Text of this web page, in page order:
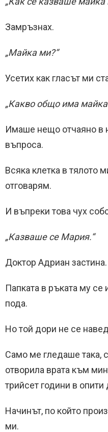
Замръзнах.
„Майка ми?“
Усетих как гласът ми
„Какво общо има
Имаше нещо отчаяно в
въпроса.
Всяка клетка в тялото
отговарям.
И въпреки това чух
„Казваше се Мария.“
Доктор Адриан застина.
Папката в ръката му
пода.
Но той дори не се
Само ме гледаше така,
отворила врата към
трийсет години в опити
Начинът, по който
ми.